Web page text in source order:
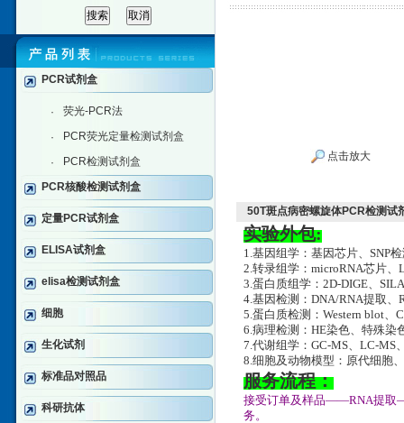
PCR试剂盒
· 荧光-PCR法
· PCR荧光定量检测试剂盒
·
PCR检测试剂盒
PCR核酸检测试剂盒
定量PCR试剂盒
ELISA试剂盒
elisa检测试剂盒
细胞
生化试剂
标准品对照品
科研抗体
点击放大
50T斑点病密螺旋体PCR检测试
实验外包:
1.基因组学：基因芯片、SNP
2.转录组学：microRNA芯片、
3.蛋白质组学：2D-DIGE、
4.基因检测：DNA/RNA提取、
5.蛋白质检测：Western blot、
6.病理检测：HE染色、特殊染
7.代谢组学：GC-MS、LC-MS
8.细胞及动物模型：原代细胞
服务流程：
接受订单及样品——RNA提
务。